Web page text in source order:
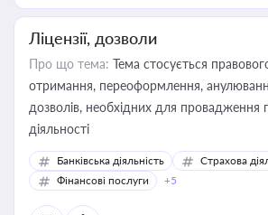
Ліцензії, дозволи
Про що тема: Тема стосується
отримання, переоформлення,
дозволів, необхідних для провадження
діяльності
Банківська діяльність
Страхова
Фінансові послуги
+5